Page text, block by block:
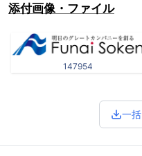
添付画像・ファイル
147954
一